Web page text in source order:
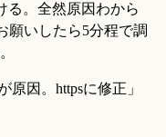
る。全然原因わから
願いしたら5分程で調
原因。httpsに修正」